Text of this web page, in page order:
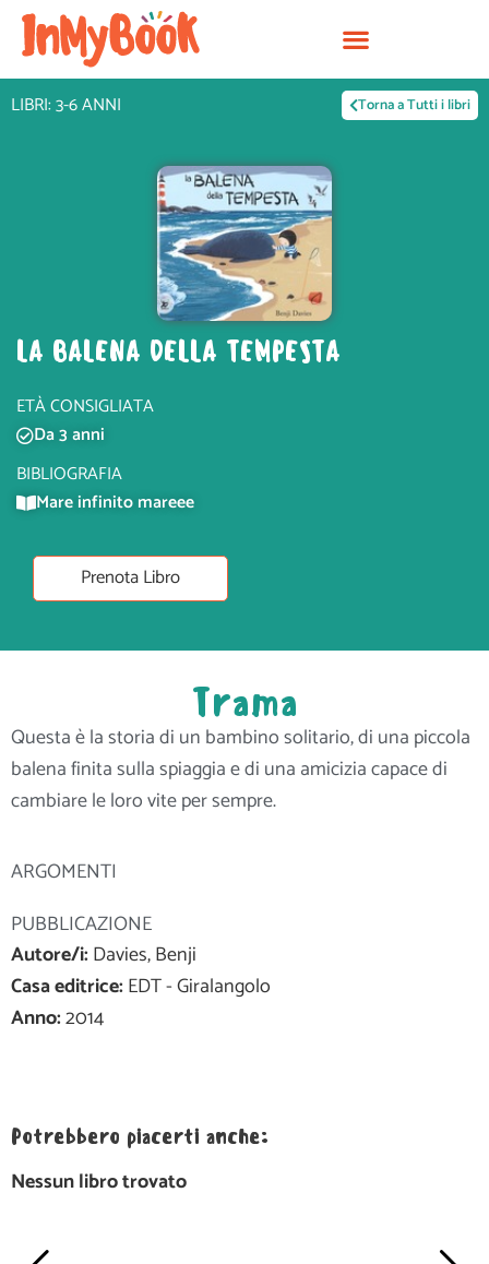
Vai
contenuto
LIBRI: 3-6 ANNI Torna a Tutti i libri
LA BALENA DELLA TEMPESTA
ETÀ CONSIGLIATA
Da 3 anni
BIBLIOGRAFIA
Mare infinito mareee
Prenota Libro
PUBBLICAZIONE
Autore/i:Davies, Benji
Casa editrice:EDT - Giralangolo
Anno:2014
Trama
Questa è la storia di un bambino solitario, di una piccola
balena finita sulla spiaggia e di una amicizia capace di
cambiare le loro vite per sempre.
ARGOMENTI
Potrebbero piacerti anche:
Nessun libro trovato